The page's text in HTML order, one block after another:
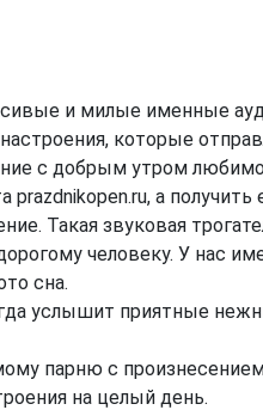
и милые именные
которые
с добрым утром
а
Такая звуковая
человеку. У нас
сна.
услышит приятные
парню с
на целый день.